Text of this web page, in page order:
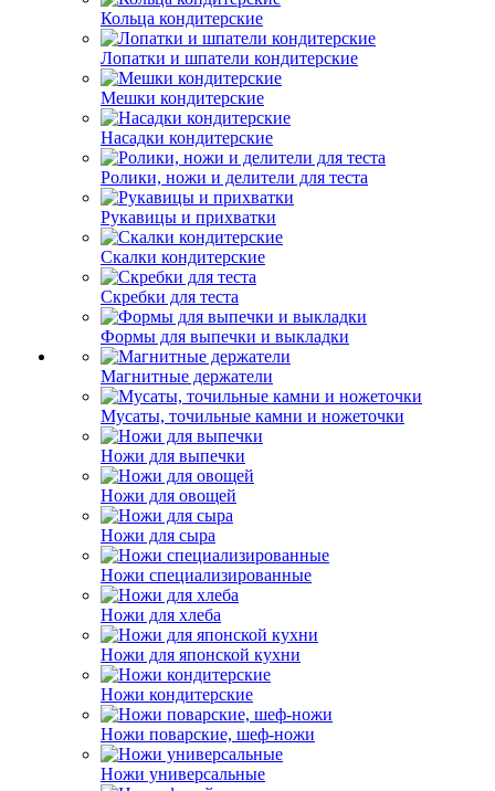
Кольца кондитерские
Лопатки и шпатели кондитерские
Мешки кондитерские
Насадки кондитерские
Ролики, ножи и делители для теста
Рукавицы и прихватки
Скалки кондитерские
Скребки для теста
Формы для выпечки и выкладки
Магнитные держатели
Мусаты, точильные камни и ножеточки
Ножи для выпечки
Ножи для овощей
Ножи для сыра
Ножи специализированные
Ножи для хлеба
Ножи для японской кухни
Ножи кондитерские
Ножи поварские, шеф-ножи
Ножи универсальные